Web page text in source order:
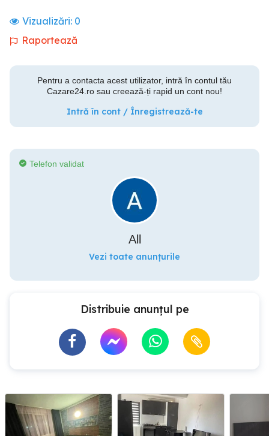
Vizualizări: 0
Raportează
Pentru a contacta acest utilizator, intră în contul tău
Cazare24.ro sau creează-ți rapid un cont nou!
Intră în cont / Înregistrează-te
Telefon validat
All
Vezi toate anunțurile
Distribuie anunțul pe